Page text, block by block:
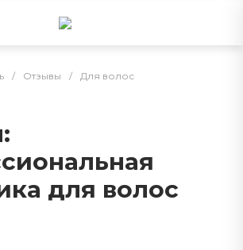
/ Отзывы / Для волос
для волос